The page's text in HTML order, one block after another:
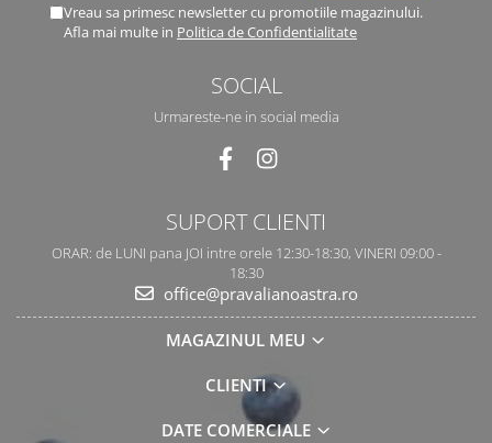
Vreau sa primesc newsletter cu promotiile magazinului.
Afla mai multe in Politica de Confidentialitate
SOCIAL
Urmareste-ne in social media
SUPORT CLIENTI
ORAR: de LUNI pana JOI intre orele 12:30-18:30, VINERI 09:00 -
18:30
office@pravalianoastra.ro
MAGAZINUL MEU
CLIENTI
DATE COMERCIALE